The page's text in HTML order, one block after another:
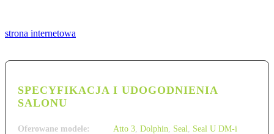
strona internetowa
SPECYFIKACJA I UDOGODNIENIA
SALONU
Oferowane modele: Atto 3 Dolphin Seal Seal U DM-i